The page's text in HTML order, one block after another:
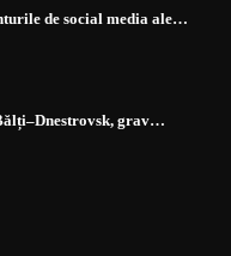
de social media ale…
grav…